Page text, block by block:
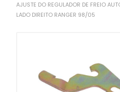
AJUSTE DO REGULADOR DE FREIO
LADO DIREITO RANGER 98/05